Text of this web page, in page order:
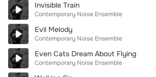
Invisible Train
Contemporary Noise Ensemble
Evil Melody
Contemporary Noise Ensemble
Even Cats Dream About Flying
Contemporary Noise Ensemble